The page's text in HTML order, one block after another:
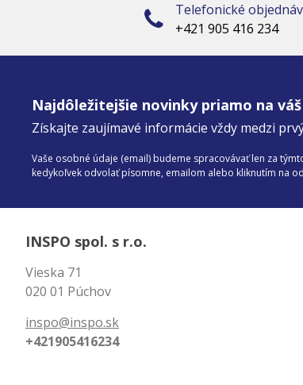
Telefonické
+421 905 416 234
Najdôležitejšie novinky priamo na
Získajte zaujímavé informácie vždy medzi
Vaše osobné údaje (email) budeme spracovávať len za
kedykoľvek odvolať písomne, emailom alebo kliknutím na
INSPO spol. s r.o.
Vieska 71
020 01 Púchov
inspo@inspo.sk
+421905416234